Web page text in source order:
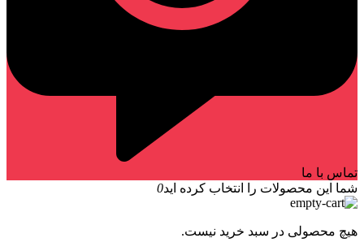
تماس با ما
شما این محصولات را انتخاب کرده اید0
هیچ محصولی در سبد خرید نیست.